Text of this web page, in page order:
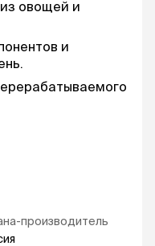
овощей и
и
производитель